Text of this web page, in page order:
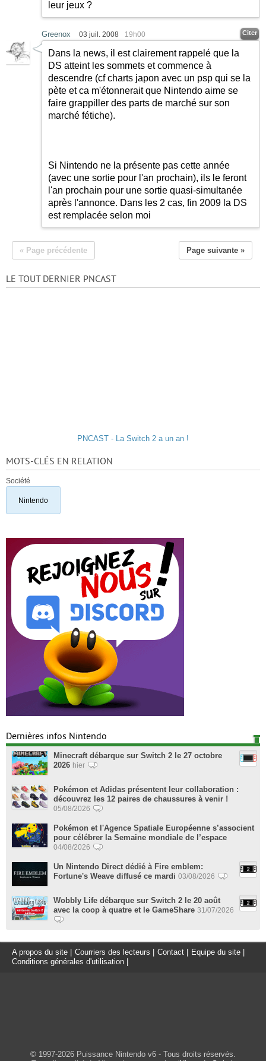
leur jeux ?
Greenox 03 juil. 2008 19h00 Citer
Dans la news, il est clairement rappelé que la
DS atteint les sommets et commence à
descendre (cf charts japon avec un psp qui se la
pète et ca m'étonnerait que Nintendo aime se
faire grappiller des parts de marché sur son
marché fétiche).
Si Nintendo ne la présente pas cette année
(avec une sortie pour l'an prochain), ils le feront
l'an prochain pour une sortie quasi-simultanée
après l'annonce. Dans les 2 cas, fin 2009 la DS
est remplacée selon moi
« Page précédente Page suivante »
LE TOUT DERNIER PNCAST
PNCAST - La Switch 2 a un an !
MOTS-CLÉS EN RELATION
Société
Nintendo
Dernières infos Nintendo
Minecraft débarque sur Switch 2 le 27 octobre
2026 hier
Pokémon et Adidas présentent leur collaboration :
découvrez les 12 paires de chaussures à venir !
05/08/2026
Pokémon et l'Agence Spatiale Européenne s’associent
pour célébrer la Semaine mondiale de l’espace
04/08/2026
Un Nintendo Direct dédié à Fire emblem:
Fortune's Weave diffusé ce mardi 03/08/2026
Wobbly Life débarque sur Switch 2 le 20 août
avec la coop à quatre et le GameShare 31/07/2026
A propos du site | Courriers des lecteurs | Contact | Equipe du site |
Conditions générales d'utilisation |
© 1997-2026 Puissance Nintendo v6 - Tous droits réservés.